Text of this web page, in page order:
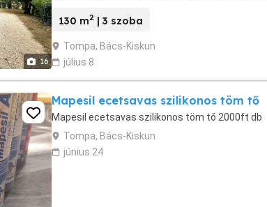
16
130 m2 | 3 szoba
Tompa, Bács-Kiskun
július 8
Mapesil ecetsavas szilikonos töm tő
Mapesil ecetsavas szilikonos töm tő 2000ft db
Tompa, Bács-Kiskun
június 24